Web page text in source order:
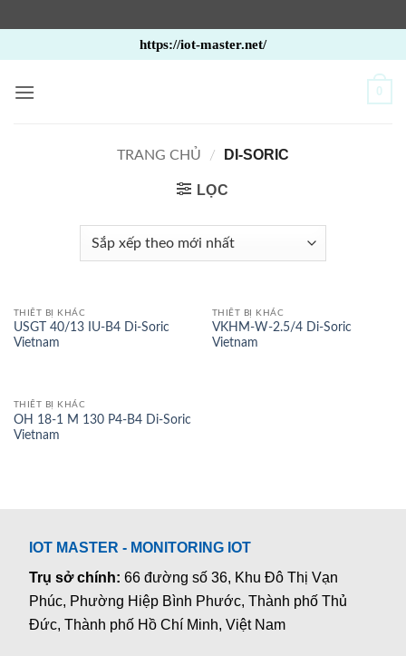
qua
nội
https://iot-master.net/
0
TRANG CHỦ / DI-SORIC
LỌC
THIẾT BỊ KHÁC
USGT 40/13 IU-B4 Di-Soric
Vietnam
THIẾT BỊ KHÁC
VKHM-W-2.5/4 Di-Soric
Vietnam
THIẾT BỊ KHÁC
OH 18-1 M 130 P4-B4 Di-Soric
Vietnam
IOT MASTER - MONITORING IOT
Trụ sở chính:66 đường số 36, Khu Đô Thị Vạn
Phúc, Phường Hiệp Bình Phước, Thành phố Thủ
Đức, Thành phố Hồ Chí Minh, Việt Nam